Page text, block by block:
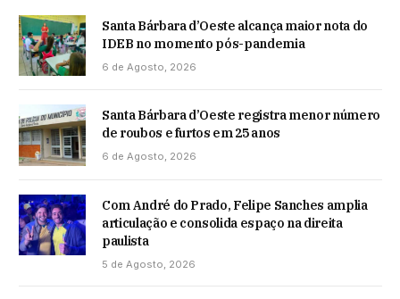
Santa Bárbara d’Oeste alcança maior nota do
IDEB no momento pós-pandemia
6 de Agosto, 2026
Santa Bárbara d’Oeste registra menor número
de roubos e furtos em 25 anos
6 de Agosto, 2026
Com André do Prado, Felipe Sanches amplia
articulação e consolida espaço na direita
paulista
5 de Agosto, 2026